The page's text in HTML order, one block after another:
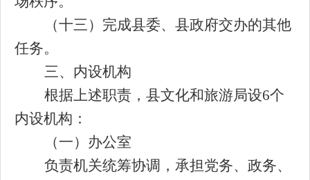
（十三）完成县委、县政府交办的其他
任务。
三、内设机构
根据上述职责，县文化和旅游局设6个
内设机构：
（一）办公室
负责机关统筹协调，承担党务、政务、